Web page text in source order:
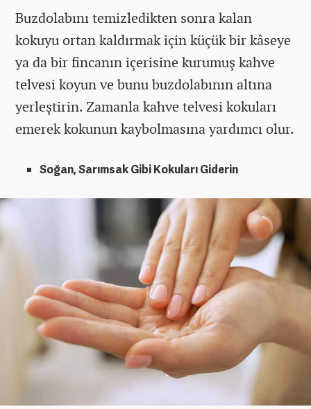
Buzdolabını temizledikten sonra kalan
kokuyu ortan kaldırmak için küçük bir kâseye
ya da bir fincanın içerisine kurumuş kahve
telvesi koyun ve bunu buzdolabının altına
yerleştirin. Zamanla kahve telvesi kokuları
emerek kokunun kaybolmasına yardımcı olur.
Soğan, Sarımsak Gibi Kokuları Giderin